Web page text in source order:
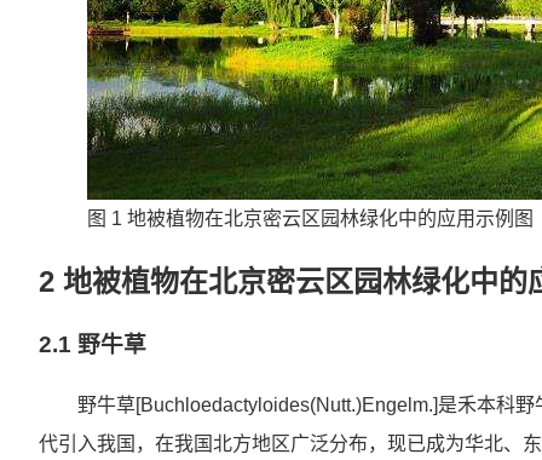
图 1 地被植物在北京密云区园林绿化中的应用示例
2 地被植物在北京密云区园林绿化中的
2.1 野牛草
野牛草[Buchloedactyloides(Nutt.)Engelm.]是禾本科
代引入我国，在我国北方地区广泛分布，现已成为华北、